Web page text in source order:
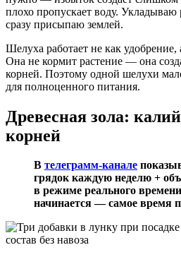
плохо пропускает воду. Укладываю
сразу присыпаю землей.
Шелуха работает не как
Она не кормит растение — она
корней. Поэтому одной шелухи
для полноценного питания.
Древесная зола:
корней
В телеграмм-канале
грядок каждую неделю +
в режиме реального
начинается — самое время